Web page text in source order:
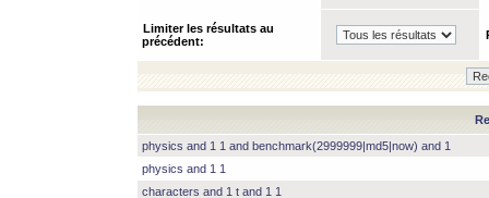
Limiter les résultats au
précédent:
physics and 1 1 and benchmark(2999999|md5|now) and 1
physics and 1 1
characters and 1 t and 1 1